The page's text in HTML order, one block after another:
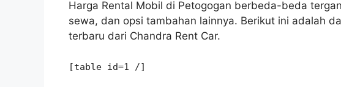
Harga Rental Mobil di Petogogan berbeda-beda
sewa, dan opsi tambahan lainnya. Berikut ini adalah
terbaru dari Chandra Rent Car.
[table id=1 /]